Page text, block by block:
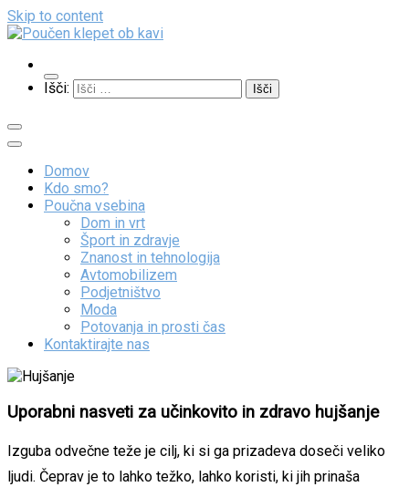
Skip to content
Poučen klepet ob kavi
Veliko zanimivih vsebin
Išči:
Domov
Kdo smo?
Poučna vsebina
Dom in vrt
Šport in zdravje
Znanost in tehnologija
Avtomobilizem
Podjetništvo
Moda
Potovanja in prosti čas
Kontaktirajte nas
Uporabni nasveti za učinkovito in zdravo hujšanje
Izguba odvečne teže je cilj, ki si ga prizadeva doseči veliko
ljudi. Čeprav je to lahko težko, lahko koristi, ki jih prinaša